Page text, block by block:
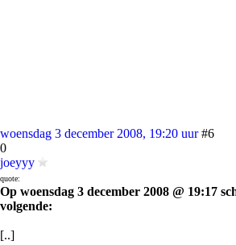
woensdag 3 december 2008, 19:20 uur #6
0
joeyyy
quote:
Op woensdag 3 december 2008 @ 19:17
volgende:
[..]